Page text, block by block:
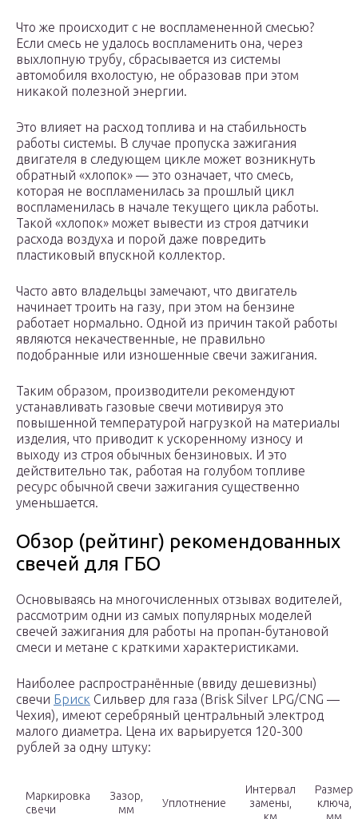
Что же происходит с не воспламененной смесью?
Если смесь не удалось воспламенить она, через
выхлопную трубу, сбрасывается из системы
автомобиля вхолостую, не образовав при этом
никакой полезной энергии.
Это влияет на расход топлива и на стабильность
работы системы. В случае пропуска зажигания
двигателя в следующем цикле может возникнуть
обратный «хлопок» — это означает, что смесь,
которая не воспламенилась за прошлый цикл
воспламенилась в начале текущего цикла работы.
Такой «хлопок» может вывести из строя датчики
расхода воздуха и порой даже повредить
пластиковый впускной коллектор.
Часто авто владельцы замечают, что двигатель
начинает троить на газу, при этом на бензине
работает нормально. Одной из причин такой работы
являются некачественные, не правильно
подобранные или изношенные свечи зажигания.
Таким образом, производители рекомендуют
устанавливать газовые свечи мотивируя это
повышенной температурой нагрузкой на материалы
изделия, что приводит к ускоренному износу и
выходу из строя обычных бензиновых. И это
действительно так, работая на голубом топливе
ресурс обычной свечи зажигания существенно
уменьшается.
Обзор (рейтинг) рекомендованных
свечей для ГБО
Основываясь на многочисленных отзывах водителей,
рассмотрим одни из самых популярных моделей
свечей зажигания для работы на пропан-бутановой
смеси и метане с краткими характеристиками.
Наиболее распространённые (ввиду дешевизны)
свечи Бриск Сильвер для газа (Brisk Silver LPG/CNG —
Чехия), имеют серебряный центральный электрод
малого диаметра. Цена их варьируется 120-300
рублей за одну штуку:
Маркировка
свечи
Зазор,
мм
Уплотнение
Интервал
замены,
Размер
ключа,